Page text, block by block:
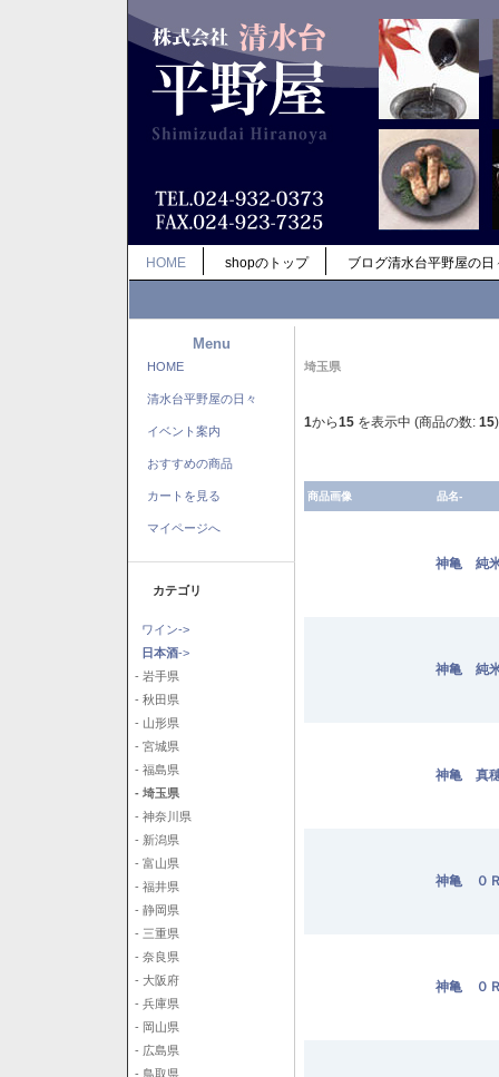
HOME shopのトップ ブログ清水台平野屋の日
Menu
HOME
清水台平野屋の日々
イベント案内
おすすめの商品
カートを見る
マイページへ
カテゴリ
ワイン->
日本酒->
- 岩手県
- 秋田県
- 山形県
- 宮城県
- 福島県
- 埼玉県
- 神奈川県
- 新潟県
- 富山県
- 福井県
- 静岡県
- 三重県
- 奈良県
- 大阪府
- 兵庫県
- 岡山県
- 広島県
- 鳥取県
埼玉県
1から15 を表示中 (商品の数: 15)
商品画像 品名-
神亀 純
神亀 純
神亀 真
神亀 ０
神亀 ０